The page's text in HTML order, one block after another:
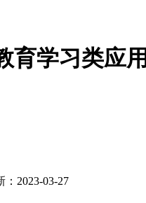
育学习类应用
：2023-03-27